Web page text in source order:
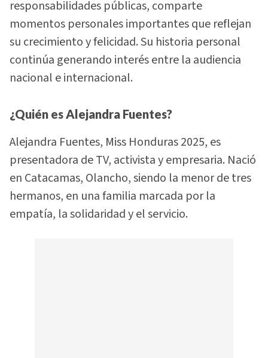
responsabilidades públicas, comparte
momentos personales importantes que reflejan
su crecimiento y felicidad. Su historia personal
continúa generando interés entre la audiencia
nacional e internacional.
¿Quién es Alejandra Fuentes?
Alejandra Fuentes, Miss Honduras 2025, es
presentadora de TV, activista y empresaria. Nació
en Catacamas, Olancho, siendo la menor de tres
hermanos, en una familia marcada por la
empatía, la solidaridad y el servicio.